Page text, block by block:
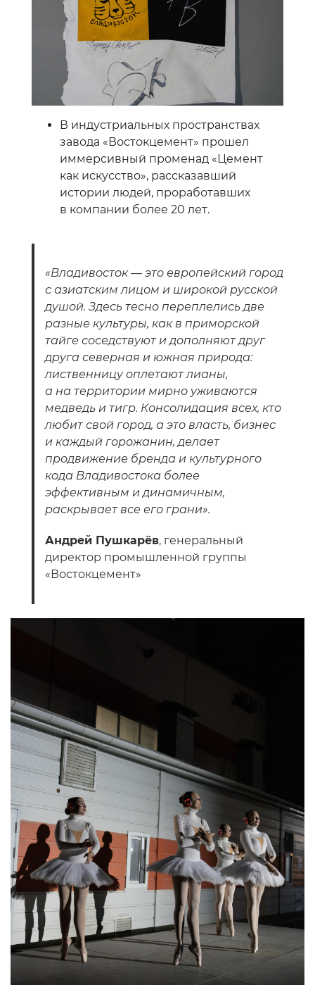
В индустриальных пространствах
завода «Востокцемент» прошел
иммерсивный променад «Цемент
как искусство», рассказавший
истории людей, проработавших
в компании более 20 лет.
«Владивосток — это европейский город
с азиатским лицом и широкой русской
душой. Здесь тесно переплелись две
разные культуры, как в приморской
тайге соседствуют и дополняют друг
друга северная и южная природа:
лиственницу оплетают лианы,
а на территории мирно уживаются
медведь и тигр. Консолидация всех, кто
любит свой город, а это власть, бизнес
и каждый горожанин, делает
продвижение бренда и культурного
кода Владивостока более
эффективным и динамичным,
раскрывает все его грани».
Андрей Пушкарёв, генеральный
директор промышленной группы
«Востокцемент»